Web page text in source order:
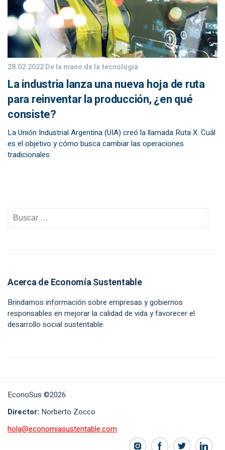
28.02.2022De la mano de la tecnología
La industria lanza una nueva hoja de ruta
para reinventar la producción, ¿en qué
consiste?
La Unión Industrial Argentina (UIA) creó la llamada Ruta X. Cuál
es el objetivo y cómo busca cambiar las operaciones
tradicionales.
Acerca de Economía Sustentable
Brindamos información sobre empresas y gobiernos
responsables en mejorar la calidad de vida y favorecer el
desarrollo social sustentable.
EconoSus ©2026
Director: Norberto Zocco
hola@economiasustentable.com